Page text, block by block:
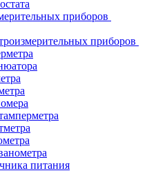
приборов
приборов
питания